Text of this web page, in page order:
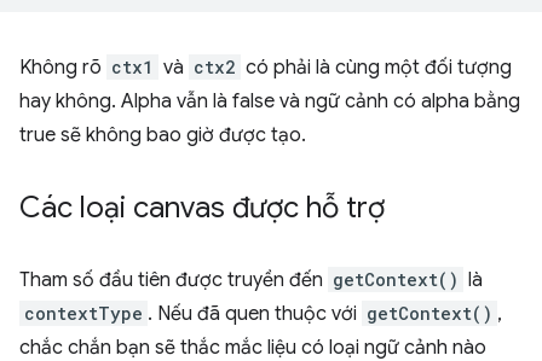
Không rõ ctx1 và ctx2 có phải là cùng một đối tượng
hay không. Alpha vẫn là false và ngữ cảnh có alpha bằng
true sẽ không bao giờ được tạo.
Các loại canvas được hỗ trợ
Tham số đầu tiên được truyền đến getContext() là
contextType . Nếu đã quen thuộc với getContext() ,
chắc chắn bạn sẽ thắc mắc liệu có loại ngữ cảnh nào